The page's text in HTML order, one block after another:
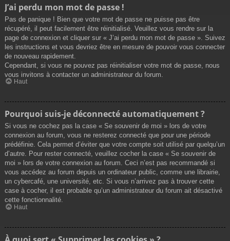
J’ai perdu mon mot de passe !
Pas de panique ! Bien que votre mot de passe ne puisse pas être
récupéré, il peut facilement être réinitialisé. Veuillez vous rendre sur la
page de connexion et cliquer sur « J’ai perdu mon mot de passe ». Suivez
les instructions et vous devriez être en mesure de pouvoir vous connecter
de nouveau rapidement.
Cependant, si vous ne pouvez pas réinitialiser votre mot de passe, nous
vous invitons à contacter un administrateur du forum.
Haut
Pourquoi suis-je déconnecté automatiquement ?
Si vous ne cochez pas la case « Se souvenir de moi » lors de votre
connexion au forum, vous ne resterez connecté que pour une période
prédéfinie. Cela permet d’éviter que votre compte soit utilisé par quelqu’un
d’autre. Pour rester connecté, veuillez cocher la case « Se souvenir de
moi » lors de votre connexion au forum. Ceci n’est pas recommandé si
vous accédez au forum depuis un ordinateur public, comme une librairie,
un cybercafé, une université, etc. Si vous n’arrivez pas à trouver cette
case à cocher, il est probable qu’un administrateur du forum ait désactivé
cette fonctionnalité.
Haut